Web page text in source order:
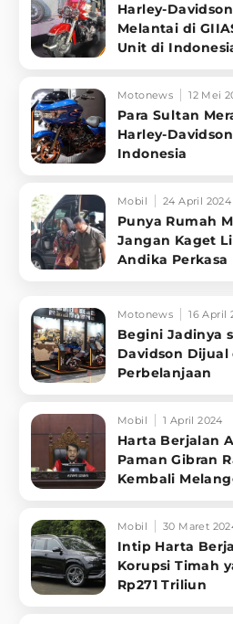
Harley-
Melantai di
Unit di
Motonews 12 Mei
Para Sultan
Harley-
Indonesia
Mobil 24 April 2024
Punya Rumah
Jangan Kaget
Andika Perkasa
Motonews 16 April
Begini Jadinya
Davidson Dijual
Perbelanjaan
Mobil 1 April 2024
Harta Berjalan
Paman Gibran
Kembali
Mobil 30 Maret
Intip Harta
Korupsi Timah
Rp271 Triliun